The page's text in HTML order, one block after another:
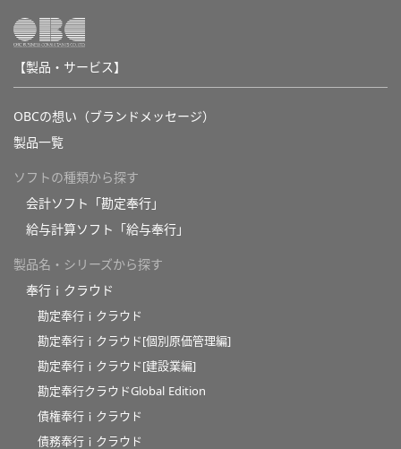
【製品・サービス】
OBCの想い（ブランドメッセージ）
製品一覧
ソフトの種類から探す
会計ソフト「勘定奉行」
給与計算ソフト「給与奉行」
製品名・シリーズから探す
奉行ｉクラウド
勘定奉行ｉクラウド
勘定奉行ｉクラウド[個別原価管理編]
勘定奉行ｉクラウド[建設業編]
勘定奉行クラウドGlobal Edition
債権奉行ｉクラウド
債務奉行ｉクラウド